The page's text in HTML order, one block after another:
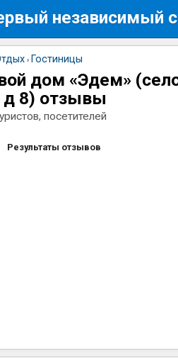
независимый
› Гостиницы
дом «Эдем»
д 8) отзывы
посетителей
Результаты отзывов